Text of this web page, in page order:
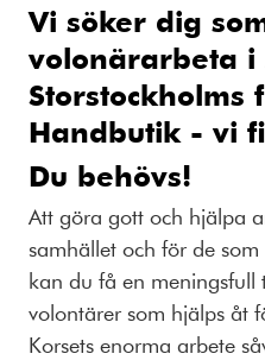
Vi söker dig
volonärarbeta i
Storstockholms
Handbutik - vi
Du behövs!
Att göra gott och hjälpa
samhället och för de
kan du få en meningsfull
volontärer som hjälps åt
Korsets enorma arbete